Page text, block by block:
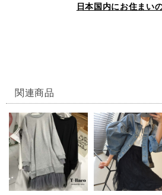
日本国内にお住まい
関連商品